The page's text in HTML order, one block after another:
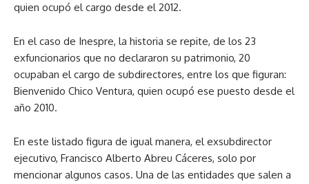
quien ocupó el cargo desde el 2012.
En el caso de Inespre, la historia se repite, de los 23
exfuncionarios que no declararon su patrimonio, 20
ocupaban el cargo de subdirectores, entre los que figuran:
Bienvenido Chico Ventura, quien ocupó ese puesto desde el
año 2010.
En este listado figura de igual manera, el exsubdirector
ejecutivo, Francisco Alberto Abreu Cáceres, solo por
mencionar algunos casos. Una de las entidades que salen a